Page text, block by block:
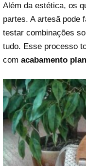
Além da estética, os
partes. A artesã pode
testar combinações
tudo. Esse processo
com acabamento